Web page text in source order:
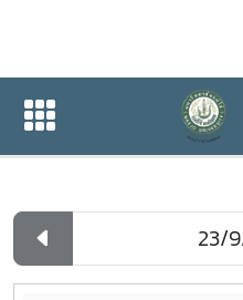
ปฏิทินกิจกรรม
ปฏิทินกิจกรรมของหน่วยงาน